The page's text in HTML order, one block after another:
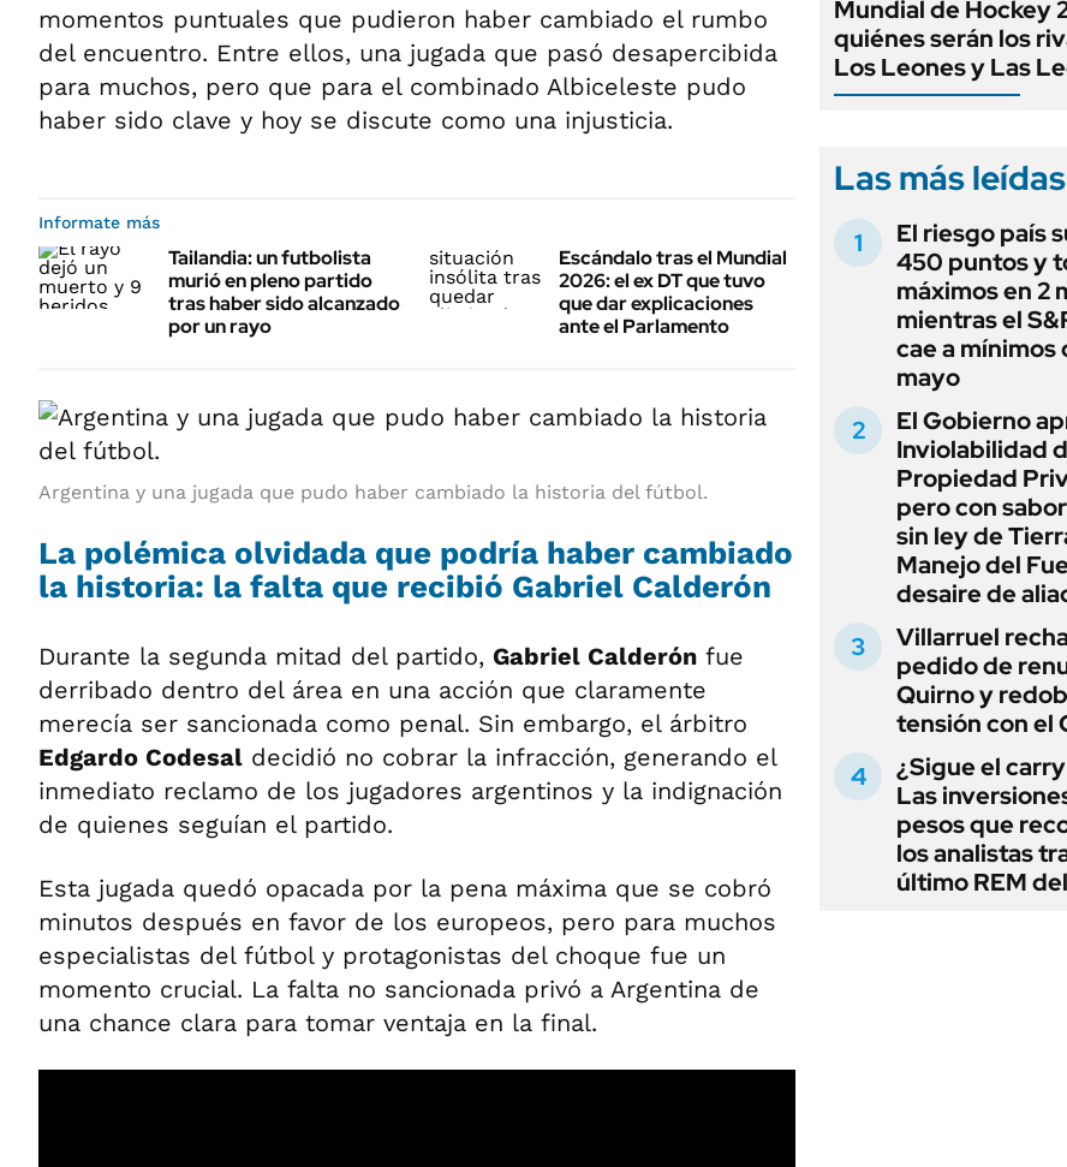
momentos puntuales que pudieron haber cambiado el rumbo
del encuentro. Entre ellos, una jugada que pasó desapercibida
para muchos, pero que para el combinado Albiceleste pudo
haber sido clave y hoy se discute como una injusticia.
Informate más
Tailandia: un futbolista
murió en pleno partido
tras haber sido alcanzado
por un rayo
Escándalo tras el Mundial
2026: el ex DT que tuvo
que dar explicaciones
ante el Parlamento
Argentina y una jugada que pudo haber cambiado la historia del fútbol.
La polémica olvidada que podría haber cambiado
la historia: la falta que recibió Gabriel Calderón
Durante la segunda mitad del partido, Gabriel Calderón fue
derribado dentro del área en una acción que claramente
merecía ser sancionada como penal. Sin embargo, el árbitro
Edgardo Codesal decidió no cobrar la infracción, generando el
inmediato reclamo de los jugadores argentinos y la indignación
de quienes seguían el partido.
Esta jugada quedó opacada por la pena máxima que se cobró
minutos después en favor de los europeos, pero para muchos
especialistas del fútbol y protagonistas del choque fue un
momento crucial. La falta no sancionada privó a Argentina de
una chance clara para tomar ventaja en la final.
Mundial de Hockey
quiénes serán los
Los Leones y Las
Las más leídas
El riesgo país
450 puntos y
máximos en 2
mientras el
cae a mínimos
mayo
El Gobierno
Inviolabilidad
Propiedad
pero con
sin ley de
Manejo del
desaire de
Villarruel
pedido de
Quirno y
tensión con el
¿Sigue el
Las
pesos que
los analistas
último REM